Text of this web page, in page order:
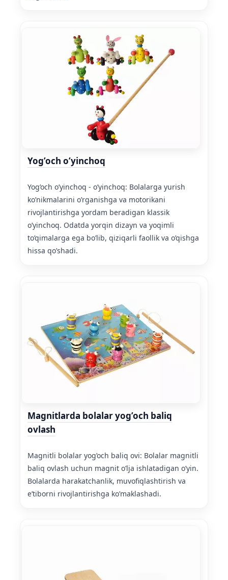
Yog’och o’yinchoq
Yog’och o’yinchoq - o’yinchoq: Bolalarga yurish
ko’nikmalarini o’rganishga va motorikani
rivojlantirishga yordam beradigan klassik
o’yinchoq. Odatda yorqin dizayn va yoqimli
to’qimalarga ega bo’lib, qiziqarli faollik va o’qishga
hissa qo’shadi.
Magnitlarda bolalar yog’och baliq
ovlash
Magnitli bolalar yog’och baliq ovi: Bolalar magnitli
baliq ovlash uchun magnit o’lja ishlatadigan o’yin.
Bolalarda harakatchanlik, muvofiqlashtirish va
e’tiborni rivojlantirishga ko’maklashadi.